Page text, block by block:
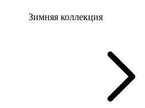
Зимняя коллекция